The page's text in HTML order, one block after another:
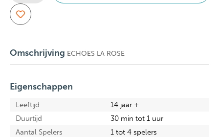
Omschrijving ECHOES LA ROSE
Eigenschappen
Leeftijd
14 jaar +
Duurtijd
30 min tot 1 uur
Aantal Spelers
1 tot 4 spelers